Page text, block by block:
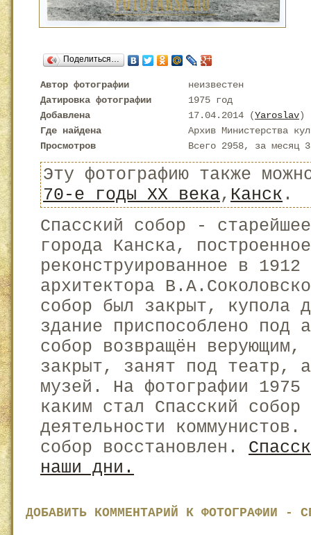
Поделиться…
Автор фотографии
неизвестен
Датировка фотографии
1975 год
Добавлена
17.04.2014 (Yaroslav)
Где найдена
Архив Министерства
Просмотров
Всего 2958, за месяц
Эту фотографию также
70-е годы XX века, Канск .
Спасский собор -
города Канска,
реконструированное в
архитектора
собор был закрыт, купола
здание приспособлено под
собор возвращён
закрыт, занят под театр,
музей. На фотографии
каким стал Спасский
деятельности
собор восстановлен.
наши дни.
ДОБАВИТЬ КОММЕНТАРИЙ К ФОТОГРАФИИ -